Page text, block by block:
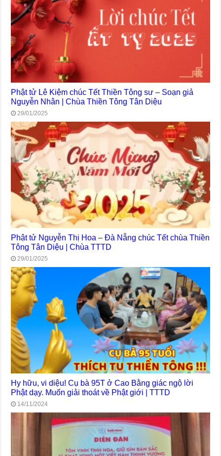
Phật tử Lê Kiệm chúc Tết Thiền Tông sư – Soạn giả
Nguyễn Nhân | Chùa Thiền Tông Tân Diệu
29/01/2025
Phật tử Nguyễn Thị Hoa – Đà Nẵng chúc Tết chùa Thiền
Tông Tân Diệu | Chùa TTTD
29/01/2025
Hy hữu, vi diệu! Cụ bà 95T ở Cao Bằng giác ngộ lời
Phật dạy. Muốn giải thoát về Phật giới | TTTD
14/11/2024